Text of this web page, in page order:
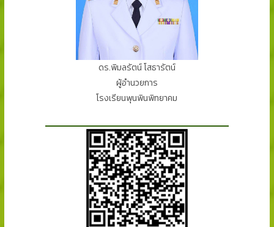
ดร.พิมลรัตน์ โสธารัตน์
ผู้อำนวยการ
โรงเรียนพุนพินพิทยาคม